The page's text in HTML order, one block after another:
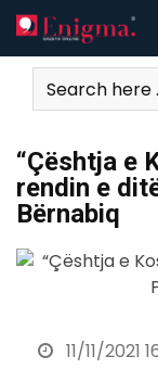
Skip
to
content
“Çështja e
rendin e
Bërnabiq
11/11/2021